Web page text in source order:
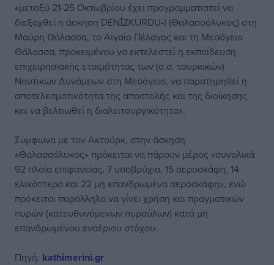
«μεταξύ 21-25 Οκτωβρίου έχει προγραμματιστεί να
διεξαχθεί η άσκηση DENİZKURDU-I (Θαλασσόλυκος) στη
Μαύρη Θάλασσα, το Αιγαίο Πέλαγος και τη Μεσόγειο
Θάλασσα, προκειμένου να εκτελεστεί η εκπαίδευση
επιχειρησιακής ετοιμότητας των (σ.σ. τουρκικών)
Ναυτικών Δυνάμεων στη Μεσόγειο, να παρατηρηθεί η
αποτελεσματικότητα της αποστολής και της διοίκησης
και να βελτιωθεί η διαλειτουργικότητα».
Σύμφωνα με τον Ακτούρκ, στην άσκηση
«Θαλασσόλυκος» πρόκειται να πάρουν μέρος «συνολικά
92 πλοία επιφανείας, 7 υποβρύχια, 15 αεροσκάφη, 14
ελικόπτερα και 22 μη επανδρωμένα αεροσκάφη», ενώ
πρόκειται παράλληλα να γίνει χρήση και πραγματικών
πυρών (κατευθυνόμενων πυραύλων) κατά μη
επανδρωμένου εναέριου στόχου.
Πηγή: kathimerini.gr